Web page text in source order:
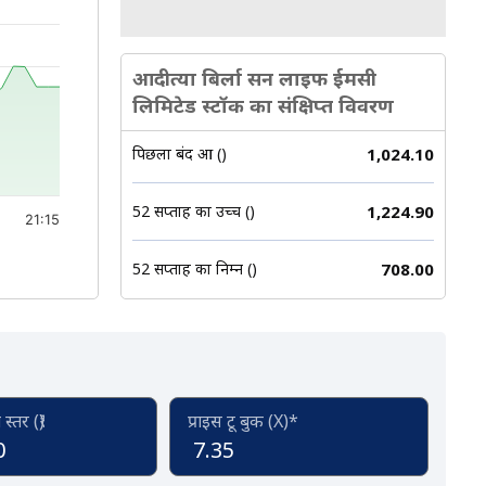
21:15
आदीत्या बिर्ला सन लाइफ ईमसी
लिमिटेड स्टॉक का संक्षिप्त विवरण
पिछला बंद हुआ (₹) 1,024.10
52 सप्ताह का उच्च (₹) 1,224.90
52 सप्ताह का निम्न (₹) 708.00
(₹) प्राइस टू बुक (X)*
7.35